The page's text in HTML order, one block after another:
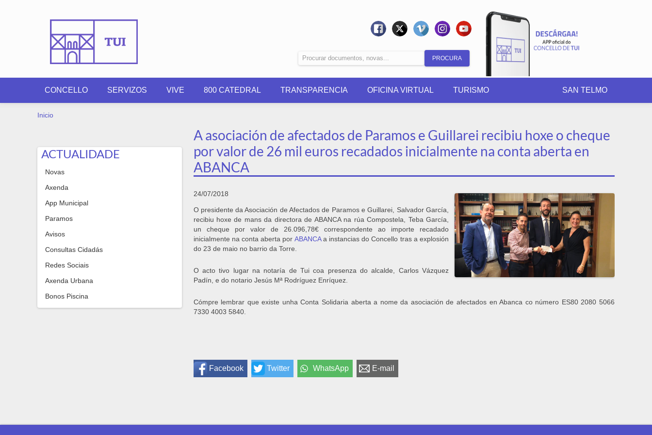
Formulario
de
busca
CONCELLO SERVIZOS VIVE 800 CATEDRAL TRANSPARENCIA OFICINA VIRTUAL TURISMO SAN TELMO
VOSTEDE ESTÁ AQUÍ
Inicio
ACTUALIDADE
Novas
Axenda
App Municipal
Paramos
Avisos
Consultas Cidadás
Redes Sociais
Axenda Urbana
Bonos Piscina
A asociación de afectados de Paramos e Guillarei recibiu hoxe o cheque
por valor de 26 mil euros recadados inicialmente na conta aberta en
ABANCA
24/07/2018
O presidente da Asociación de Afectados de Paramos e Guillarei, Salvador García,
recibiu hoxe de mans da directora de ABANCA na rúa Compostela, Teba García,
un cheque por valor de 26.096,78€ correspondente ao importe recadado
inicialmente na conta aberta por ABANCAa instancias do Concello tras a explosión
do 23 de maio no barrio da Torre.
O acto tivo lugar na notaría de Tui coa presenza do alcalde, Carlos Vázquez
Padín, e do notario Jesús Mª Rodríguez Enríquez.
Cómpre lembrar que existe unha Conta Solidaria aberta a nome da asociación de afectados en Abanca co número ES80 2080 5066
7330 4003 5840.
Facebook Twitter WhatsApp E-mail